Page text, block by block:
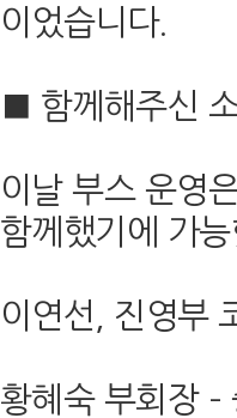
이었습니다.
■ 함께해주신
이날 부스 운영
함께했기에 가
이연선, 진영부
황혜숙 부회장